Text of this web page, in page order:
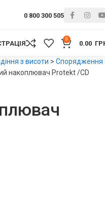
0 800 300 505
0
0.00
з висоти > Спорядження
накоплювач Protekt /CD